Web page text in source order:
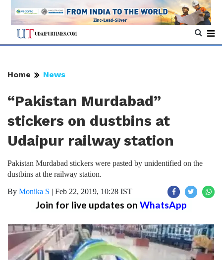
Home News
“Pakistan Murdabad”
stickers on dustbins at
Udaipur railway station
Pakistan Murdabad stickers were pasted by unidentified on the
dustbins at the railway station.
By Monika S | Feb 22, 2019, 10:28 IST
Join for live updates on WhatsApp